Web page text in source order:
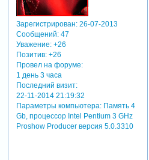
Зарегистрирован: 26-07-2013
Сообщений:47
Уважение: +26
Позитив: +26
Провел на форуме:
1 день 3 часа
Последний визит:
22-11-2014 21:19:32
Параметры компьютера:Память 4
Gb, процессор Intel Pentium 3 GHz
Proshow Producer версия 5.0.3310